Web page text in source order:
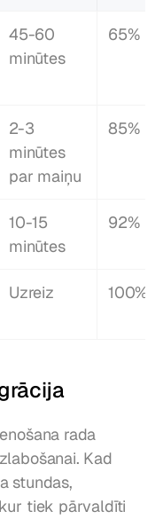
45-60
minūtes
65%
2-3
minūtes
par maiņu
85%
10-15
minūtes
92%
Uzreiz 100%
rada
Kad
stundas,
tiek pārvaldīti